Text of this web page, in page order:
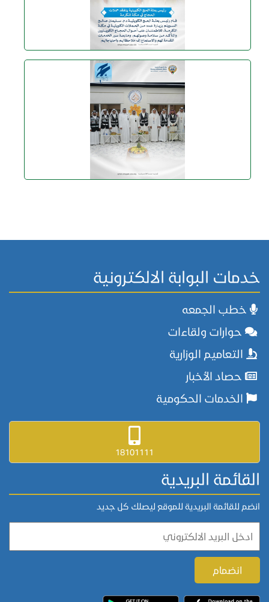
خدمات البوابة الالكترونية
خطب الجمعه
حوارات ولقاءات
التعاميم الوزارية
حصاد الأخبار
الخدمات الحكومية
18101111
القائمة البريدية
انضم للقائمة البريدية للموقع ليصلك كل جديد